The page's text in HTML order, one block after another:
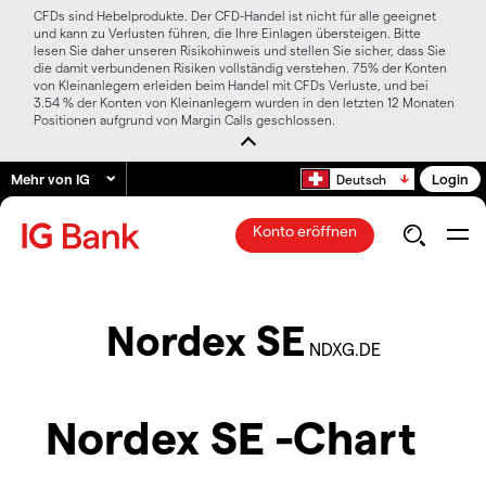
CFDs sind Hebelprodukte. Der CFD-Handel ist nicht für alle geeignet
und kann zu Verlusten führen, die Ihre Einlagen übersteigen. Bitte
lesen Sie daher unseren Risikohinweis und stellen Sie sicher, dass Sie
die damit verbundenen Risiken vollständig verstehen. 75% der Konten
von Kleinanlegern erleiden beim Handel mit CFDs Verluste, und bei
3.54 % der Konten von Kleinanlegern wurden in den letzten 12 Monaten
Positionen aufgrund von Margin Calls geschlossen.
Mehr von IG Deutsch Login
Konto eröffnen
Nordex SE NDXG.DE
Nordex SE -Chart